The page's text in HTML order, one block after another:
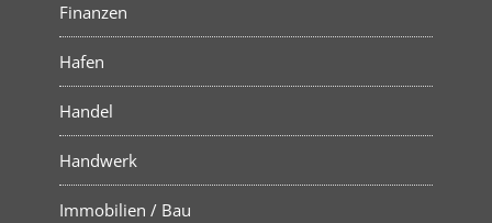
Finanzen
Hafen
Handel
Handwerk
Immobilien / Bau